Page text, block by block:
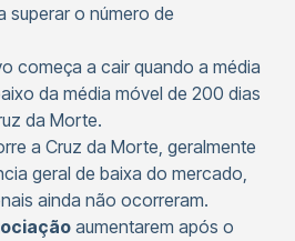
superar o número de
começa a cair quando a média
da média móvel de 200 dias
da Morte.
a Cruz da Morte, geralmente
geral de baixa do mercado,
ainda não ocorreram.
aumentarem após o